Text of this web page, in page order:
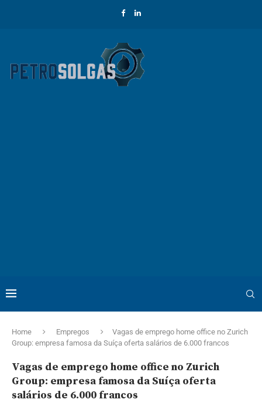
Home Empregos
Vagas de emprego home office no Zurich
Group: empresa famosa da Suíça oferta salários de 6.000 francos
Vagas de emprego home office no Zurich
Group: empresa famosa da Suíça oferta
salários de 6.000 francos